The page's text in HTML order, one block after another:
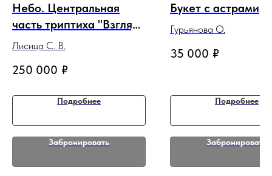
Небо. Центральная
часть триптиха "Взгляд
Будды"
Лисица С. В.
250 000 ₽
Подробнее
Забронировать
Букет с астрами
Гурьянова О.
35 000 ₽
Подробнее
Забронировать